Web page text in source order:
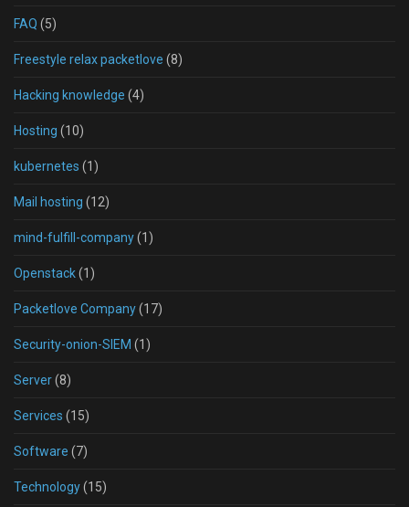
FAQ (5)
Freestyle relax packetlove (8)
Hacking knowledge (4)
Hosting (10)
kubernetes (1)
Mail hosting (12)
mind-fulfill-company(1)
Openstack(1)
Packetlove Company(17)
Security-onion-SIEM (1)
Server(8)
Services (15)
Software (7)
Technology(15)